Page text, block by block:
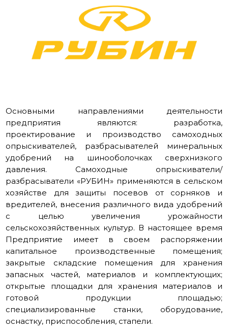
Основными направлениями деятельности
предприятия являются: разработка,
проектирование и производство самоходных
опрыскивателей, разбрасывателей минеральных
удобрений на шинооболочках сверхнизкого
давления. Самоходные опрыскиватели/
разбрасыватели «РУБИН» применяются в сельском
хозяйстве для защиты посевов от сорняков и
вредителей, внесения различного вида удобрений
с целью увеличения урожайности
сельскохозяйственных культур. В настоящее время
Предприятие имеет в своем распоряжении
капитальное производственные помещения;
закрытые складские помещения для хранения
запасных частей, материалов и комплектующих;
открытые площадки для хранения материалов и
готовой продукции площадью;
специализированные станки, оборудование,
оснастку, приспособления, стапели.